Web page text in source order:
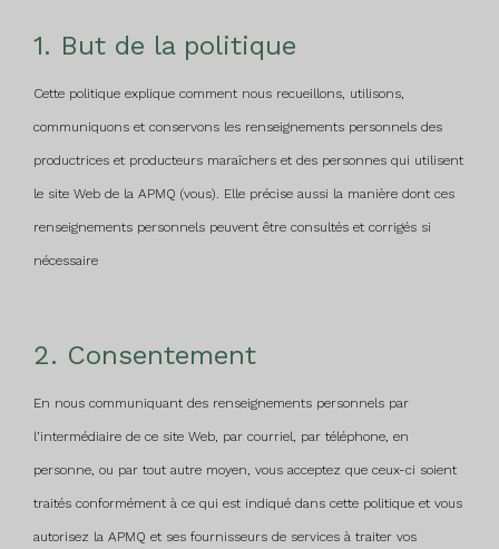
1. But de la politique
Cette politique explique comment nous recueillons, utilisons,
communiquons et conservons les renseignements personnels des
productrices et producteurs maraîchers et des personnes qui utilisent
le site Web de la APMQ (vous). Elle précise aussi la manière dont ces
renseignements personnels peuvent être consultés et corrigés si
nécessaire
2. Consentement
En nous communiquant des renseignements personnels par
l’intermédiaire de ce site Web, par courriel, par téléphone, en
personne, ou par tout autre moyen, vous acceptez que ceux-ci soient
traités conformément à ce qui est indiqué dans cette politique et vous
autorisez la APMQ et ses fournisseurs de services à traiter vos